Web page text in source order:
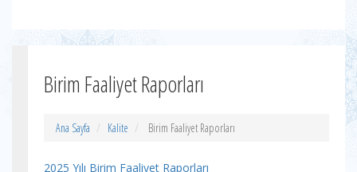
Birim Faaliyet Raporları
Ana Sayfa Kalite Birim Faaliyet Raporları
2025 Yılı Birim Faaliyet Raporları